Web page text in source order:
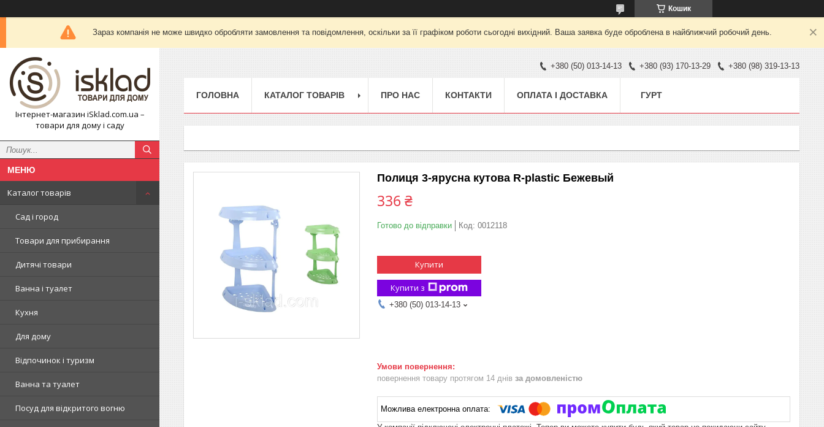
Кошик
Зараз компанія не може швидко обробляти замовлення та повідомлення, оскільки за її графіком роботи сьогодні вихідний. Ваша заявка буде оброблена в найближчий робочий день.
Інтернет-магазин iSklad.com.ua –
товари для дому і саду
Каталог товарів
Сад і город
Товари для прибирання
Дитячі товари
Ванна і туалет
Кухня
Для дому
Відпочинок і туризм
Ванна та туалет
Посуд для відкритого вогню
+380 (50) 013-14-13 +380 (93) 170-13-29 +380 (98) 319-13-13
ГОЛОВНА КАТАЛОГ ТОВАРІВ ПРО НАС КОНТАКТИ ОПЛАТА І ДОСТАВКА ГУРТ
Полиця 3-ярусна кутова R-plastic Бежевый
336 ₴
Готово до відправки Код: 0012118
Купити
Купити з
+380 (50) 013-14-13
повернення товару протягом 14 днів за домовленістю